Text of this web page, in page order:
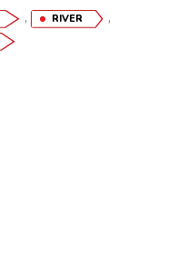
, RIVER ,